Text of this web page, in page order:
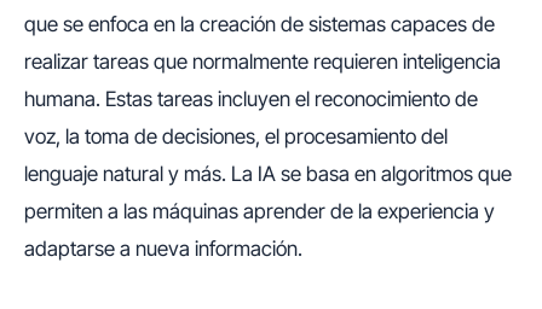
que se enfoca en la creación de sistemas capaces de
realizar tareas que normalmente requieren inteligencia
humana. Estas tareas incluyen el reconocimiento de
voz, la toma de decisiones, el procesamiento del
lenguaje natural y más. La IA se basa en algoritmos que
permiten a las máquinas aprender de la experiencia y
adaptarse a nueva información.